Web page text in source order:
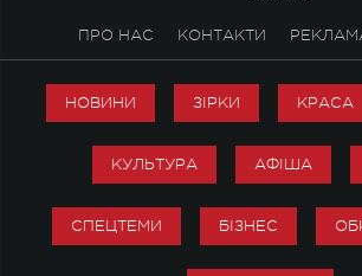
ПРО НАС КОНТАКТИ
НОВИНИ ЗІРКИ КРАСА
КУЛЬТУРА АФІША
СПЕЦТЕМИ БІЗНЕС